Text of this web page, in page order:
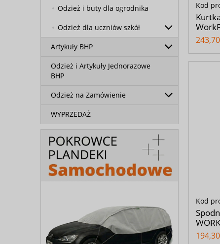
Odzież i buty dla ogrodnika
Odzież dla uczniów szkół
Artykuły BHP
Odzież i Artykuły Jednorazowe
BHP
Odzież na Zamówienie
WYPRZEDAŻ
Kod
243,70
Kod
194,30